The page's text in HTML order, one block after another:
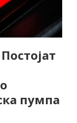
пумпа